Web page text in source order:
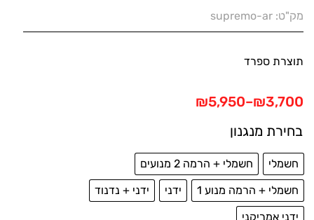
מק"ט: supremo-ar
תוצרת ספרד
₪3,700
–
₪5,950
טווח
עד
בחירת מנגנון
חשמלי
חשמלי + הרמה 2 מנועים
חשמלי + הרמה מנוע 1
ידני
ידני + נדנוד
ידני אמריקני